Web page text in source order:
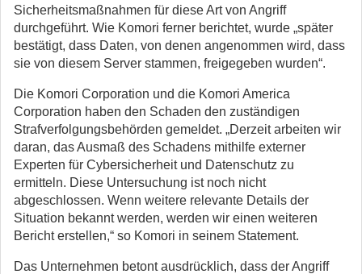
Sicherheitsmaßnahmen für diese Art von Angriff
durchgeführt. Wie Komori ferner berichtet, wurde „später
bestätigt, dass Daten, von denen angenommen wird, dass
sie von diesem Server stammen, freigegeben wurden“.
Die Komori Corporation und die Komori America
Corporation haben den Schaden den zuständigen
Strafverfolgungsbehörden gemeldet. „Derzeit arbeiten wir
daran, das Ausmaß des Schadens mithilfe externer
Experten für Cybersicherheit und Datenschutz zu
ermitteln. Diese Untersuchung ist noch nicht
abgeschlossen. Wenn weitere relevante Details der
Situation bekannt werden, werden wir einen weiteren
Bericht erstellen,“ so Komori in seinem Statement.
Das Unternehmen betont ausdrücklich, dass der Angriff